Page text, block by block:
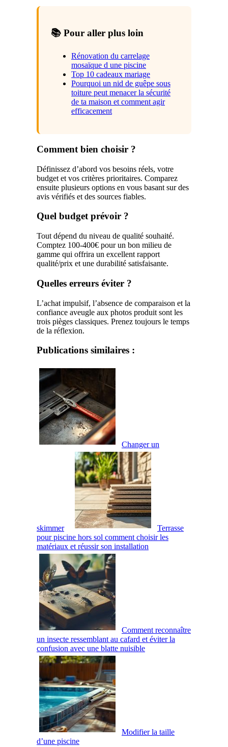
📚 Pour aller plus loin
Rénovation du carrelage
mosaïque d une piscine
Top 10 cadeaux mariage
Pourquoi un nid de guêpe sous
toiture peut menacer la sécurité
de ta maison et comment agir
efficacement
Comment bien choisir ?
Définissez d’abord vos besoins réels, votre
budget et vos critères prioritaires. Comparez
ensuite plusieurs options en vous basant sur des
avis vérifiés et des sources fiables.
Quel budget prévoir ?
Tout dépend du niveau de qualité souhaité.
Comptez 100-400€ pour un bon milieu de
gamme qui offrira un excellent rapport
qualité/prix et une durabilité satisfaisante.
Quelles erreurs éviter ?
L’achat impulsif, l’absence de comparaison et la
confiance aveugle aux photos produit sont les
trois pièges classiques. Prenez toujours le temps
de la réflexion.
Publications similaires :
Changer un
skimmer
Terrasse
pour piscine hors sol comment choisir les
matériaux et réussir son installation
Comment reconnaître
un insecte ressemblant au cafard et éviter la
confusion avec une blatte nuisible
Modifier la taille
d’une piscine